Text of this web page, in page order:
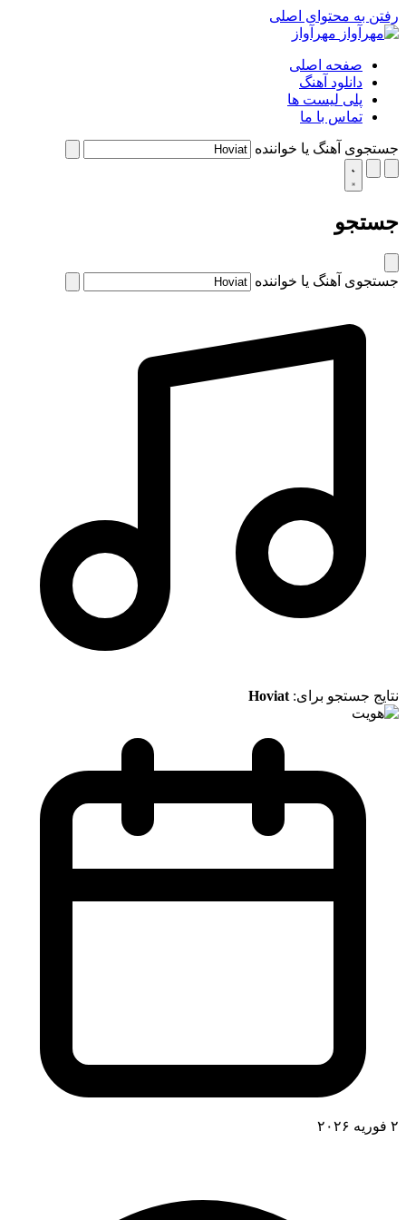
رفتن به محتوای اصلی
مهرآواز
صفحه اصلی
دانلود آهنگ
پلی لیست ها
تماس با ما
جستجوی آهنگ یا خواننده
جستجو
جستجوی آهنگ یا خواننده
نتایج جستجو برای: Hoviat
۲ فوریه ۲۰۲۶